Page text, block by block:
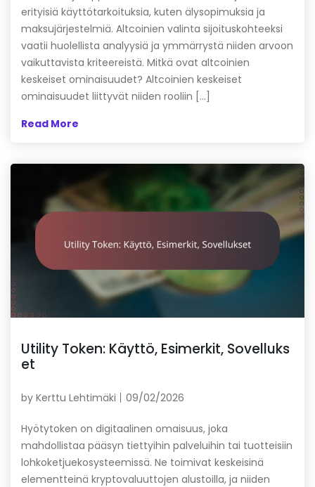
erityisiä käyttötarkoituksia, kuten älysopimuksia ja
maksujärjestelmiä. Altcoinien valinta sijoituskohteeksi
vaatii huolellista analyysiä ja ymmärrystä niiden arvoon
vaikuttavista kriteereistä. Mitkä ovat altcoinien
keskeiset ominaisuudet? Altcoinien keskeiset
ominaisuudet liittyvät niiden rooliin […]
Read More
Utility Token: Käyttö, Esimerkit, Sovelluks
et
by Kerttu Lehtimäki 09/02/2026
Hyötytoken on digitaalinen omaisuus, joka
mahdollistaa pääsyn tiettyihin palveluihin tai tuotteisiin
lohkoketjuekosysteemissä. Ne toimivat keskeisinä
elementteinä kryptovaluuttojen alustoilla, ja niiden